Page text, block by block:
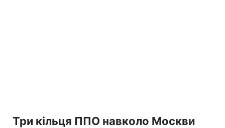
Три кільця ППО навколо Москви